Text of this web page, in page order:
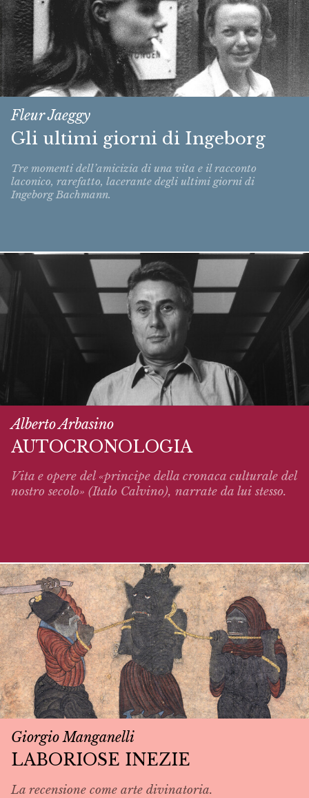
Fleur Jaeggy
Gli ultimi giorni di Ingeborg
Tre momenti dell’amicizia di una vita e il racconto
laconico, rarefatto, lacerante degli ultimi giorni di
Ingeborg Bachmann.
Alberto Arbasino
AUTOCRONOLOGIA
Vita e opere del «principe della cronaca culturale del
nostro secolo» (Italo Calvino), narrate da lui stesso.
Giorgio Manganelli
LABORIOSE INEZIE
La recensione come arte divinatoria.